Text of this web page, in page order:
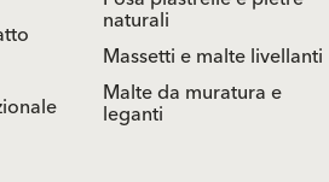
naturali
Massetti e malte livellanti
Malte da muratura e
leganti